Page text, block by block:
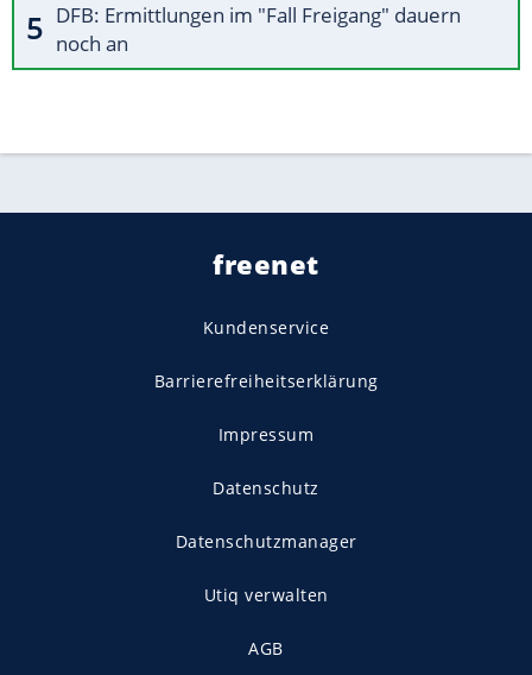
DFB: Ermittlungen im "Fall Freigang" dauern
noch an
freenet
Kundenservice
Barrierefreiheitserklärung
Impressum
Datenschutz
Datenschutzmanager
Utiq verwalten
AGB